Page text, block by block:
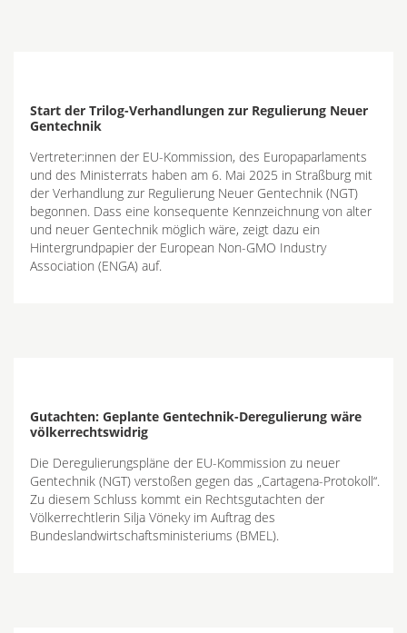
Start der Trilog-Verhandlungen zur Regulierung Neuer
Gentechnik
Vertreter:innen der EU-Kommission, des Europaparlaments
und des Ministerrats haben am 6. Mai 2025 in Straßburg mit
der Verhandlung zur Regulierung Neuer Gentechnik (NGT)
begonnen. Dass eine konsequente Kennzeichnung von alter
und neuer Gentechnik möglich wäre, zeigt dazu ein
Hintergrundpapier der European Non-GMO Industry
Association (ENGA) auf.
Gutachten: Geplante Gentechnik-Deregulierung wäre
völkerrechtswidrig
Die Deregulierungspläne der EU-Kommission zu neuer
Gentechnik (NGT) verstoßen gegen das „Cartagena-Protokoll“.
Zu diesem Schluss kommt ein Rechtsgutachten der
Völkerrechtlerin Silja Vöneky im Auftrag des
Bundeslandwirtschaftsministeriums (BMEL).